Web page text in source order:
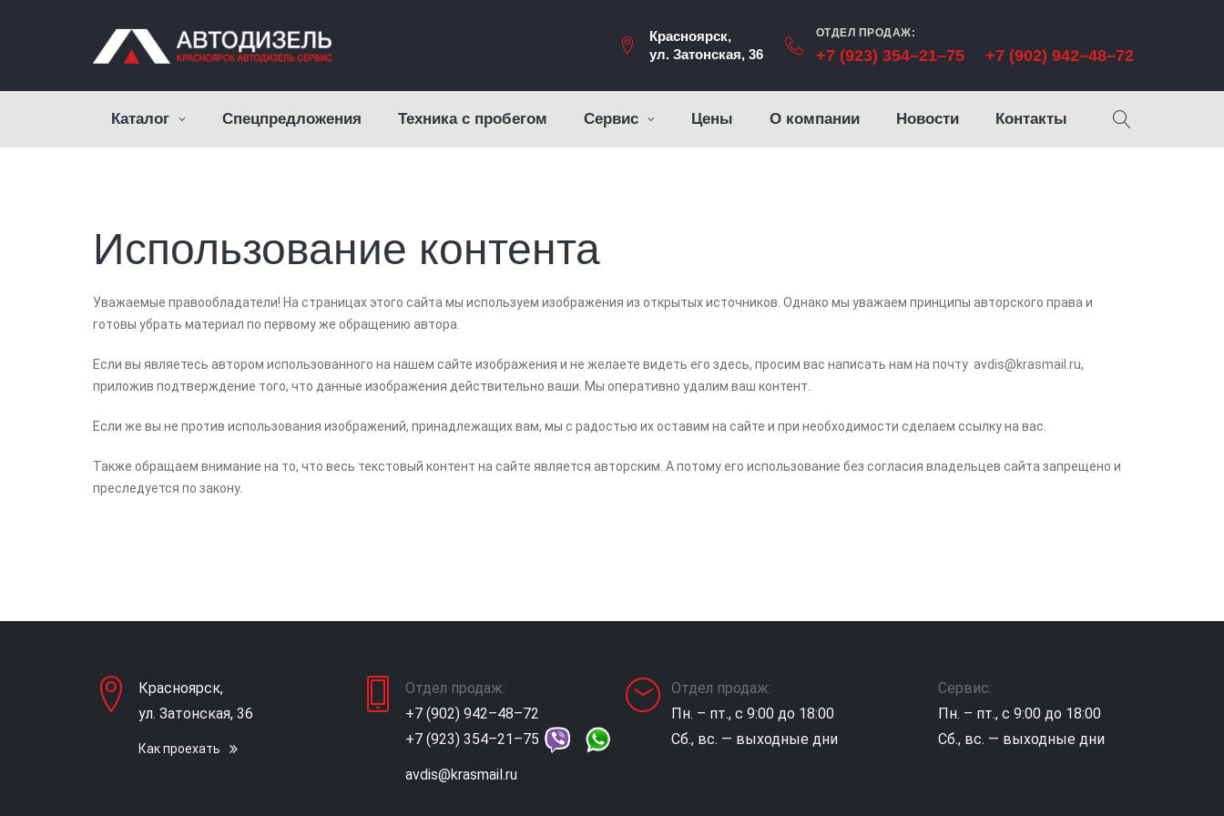
Красноярск,
ул. Затонская, 36
ОТДЕЛ ПРОДАЖ:
+7 (923) 354–21–75 +7 (902) 942–48–72
Каталог Спецпредложения Техника с пробегом Сервис Цены О компании Новости Контакты
Использование контента
Уважаемые правообладатели! На страницах этого сайта мы используем изображения из открытых источников. Однако мы уважаем принципы авторского права и
готовы убрать материал по первому же обращению автора.
Если вы являетесь автором использованного на нашем сайте изображения и не желаете видеть его здесь, просим вас написать нам на почту avdis@krasmail.ru,
приложив подтверждение того, что данные изображения действительно ваши. Мы оперативно удалим ваш контент.
Если же вы не против использования изображений, принадлежащих вам, мы с радостью их оставим на сайте и при необходимости сделаем ссылку на вас.
Также обращаем внимание на то, что весь текстовый контент на сайте является авторским. А потому его использование без согласия владельцев сайта запрещено и
преследуется по закону.
Красноярск,
ул. Затонская, 36
Как проехать
Отдел продаж:
+7 (902) 942–48–72
+7 (923) 354–21–75
avdis@krasmail.ru
Отдел продаж:
Пн. – пт., с 9:00 до 18:00
Сб., вс. — выходные дни
Сервис:
Пн. – пт., с 9:00 до 18:00
Сб., вс. — выходные дни